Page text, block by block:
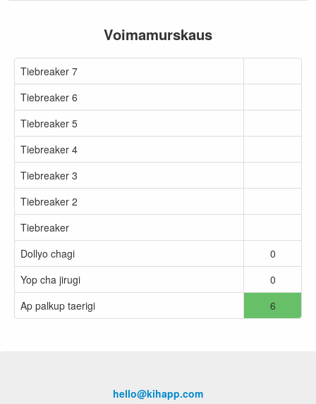
Voimamurskaus
Tiebreaker 7
Tiebreaker 6
Tiebreaker 5
Tiebreaker 4
Tiebreaker 3
Tiebreaker 2
Tiebreaker
Dollyo chagi
0
Yop cha jirugi
0
Ap palkup taerigi
6
hello@kihapp.com